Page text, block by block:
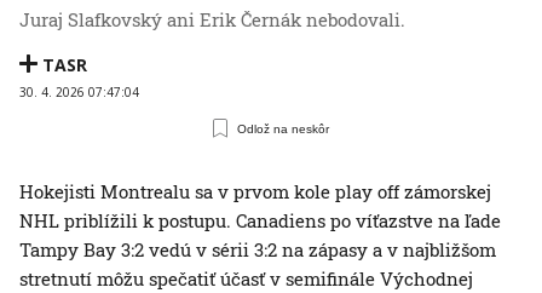
Juraj Slafkovský ani Erik Černák nebodovali.
TASR
30. 4. 2026 07:47:04
Odlož na neskôr
Hokejisti Montrealu sa v prvom kole play off zámorskej
NHL priblížili k postupu. Canadiens po víťazstve na ľade
Tampy Bay 3:2 vedú v sérii 3:2 na zápasy a v najbližšom
stretnutí môžu spečatiť účasť v semifinále Východnej